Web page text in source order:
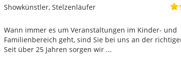
Showkünstler, Stelzenläufer
Wann immer es um Veranstaltungen im Kinder- und
Familienbereich geht, sind Sie bei uns an der
Seit über 25 Jahren sorgen wir ...